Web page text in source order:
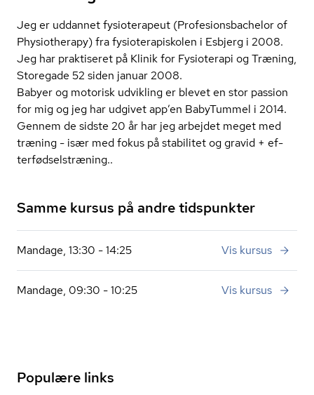
Jeg er uddannet fysioterapeut (Pro­fesions­ba­chel­or of
Physiotherapy) fra fy­si­o­te­ra­pisko­len i Esbjerg i 2008.
Jeg har praktiseret på Klinik for Fysioterapi og Træning,
Storegade 52 siden januar 2008.
Babyer og motorisk udvikling er blevet en stor passion
for mig og jeg har udgivet app’en BabyTummel i 2014.
Gennem de sidste 20 år har jeg arbejdet meget med
træning - især med fokus på stabilitet og gravid + ef­
ter­fød­sel­stræ­ning..
Samme kursus på andre tidspunkter
Mandage, 13:30 - 14:25 Vis kursus
Mandage, 09:30 - 10:25 Vis kursus
Populære links